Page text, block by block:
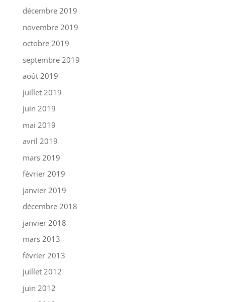
décembre 2019
novembre 2019
octobre 2019
septembre 2019
août 2019
juillet 2019
juin 2019
mai 2019
avril 2019
mars 2019
février 2019
janvier 2019
décembre 2018
janvier 2018
mars 2013
février 2013
juillet 2012
juin 2012